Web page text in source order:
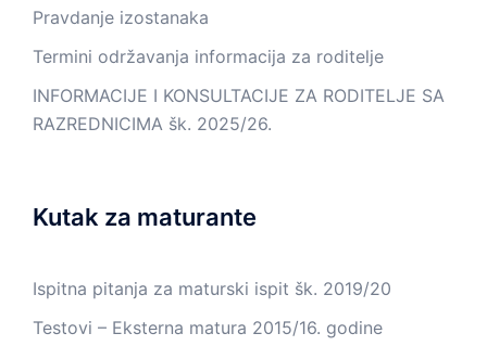
Pravdanje izostanaka
Termini održavanja informacija za roditelje
INFORMACIJE I KONSULTACIJE ZA RODITELJE SA
RAZREDNICIMA šk. 2025/26.
Kutak za maturante
Ispitna pitanja za maturski ispit šk. 2019/20
Testovi – Eksterna matura 2015/16. godine